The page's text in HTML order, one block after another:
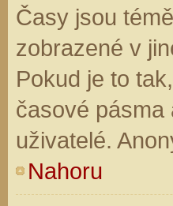
Časy jsou
zobrazené v
Pokud je to
časové pásma
uživatelé.
Nahoru